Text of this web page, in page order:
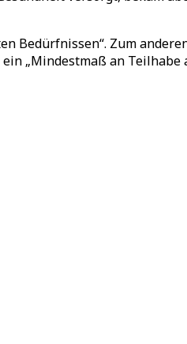
Bedürfnissen“. Zum
„Mindestmaß an Teilhabe